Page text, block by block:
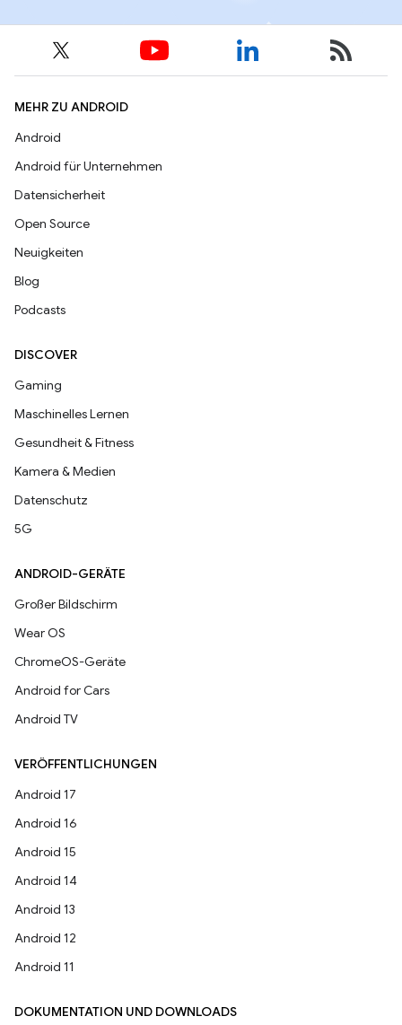
MEHR ZU ANDROID
Android
Android für Unternehmen
Datensicherheit
Open Source
Neuigkeiten
Blog
Podcasts
DISCOVER
Gaming
Maschinelles Lernen
Gesundheit & Fitness
Kamera & Medien
Datenschutz
5G
ANDROID-GERÄTE
Großer Bildschirm
Wear OS
ChromeOS-Geräte
Android for Cars
Android TV
VERÖFFENTLICHUNGEN
Android 17
Android 16
Android 15
Android 14
Android 13
Android 12
Android 11
DOKUMENTATION UND DOWNLOADS